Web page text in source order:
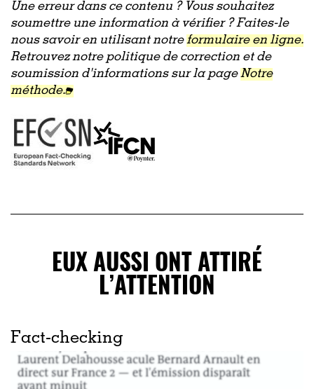
Une erreur dans ce contenu ? Vous souhaitez
soumettre une information à vérifier ? Faites-le
nous savoir en utilisant notreformulaire en ligne.
Retrouvez notre politique de correction et de
soumission d'informations sur la pageNotre
méthode.
EUX AUSSI ONT ATTIRÉ
L’ATTENTION
Fact-checking